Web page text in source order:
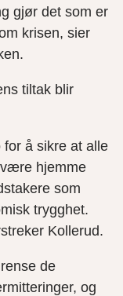
gjør det som er
krisen, sier
tiltak blir
å sikre at alle
hjemme
som
trygghet.
Kollerud.
de
og